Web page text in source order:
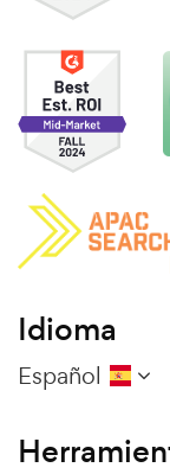
Idioma
Español